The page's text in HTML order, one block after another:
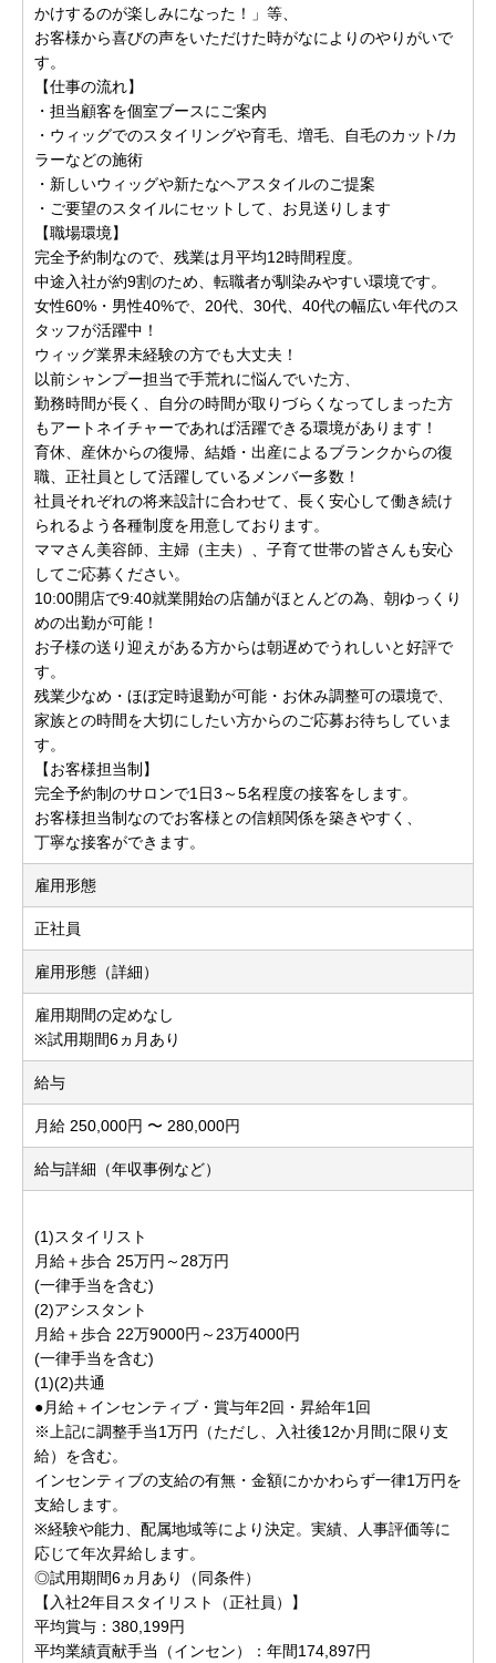
かけするのが楽しみになった！」等、
お客様から喜びの声をいただけた時がなによりのやりがいで
す。
【仕事の流れ】
・担当顧客を個室ブースにご案内
・ウィッグでのスタイリングや育毛、増毛、自毛のカット/カ
ラーなどの施術
・新しいウィッグや新たなヘアスタイルのご提案
・ご要望のスタイルにセットして、お見送りします
【職場環境】
完全予約制なので、残業は月平均12時間程度。
中途入社が約9割のため、転職者が馴染みやすい環境です。
女性60%・男性40%で、20代、30代、40代の幅広い年代のス
タッフが活躍中！
ウィッグ業界未経験の方でも大丈夫！
以前シャンプー担当で手荒れに悩んでいた方、
勤務時間が長く、自分の時間が取りづらくなってしまった方
もアートネイチャーであれば活躍できる環境があります！
育休、産休からの復帰、結婚・出産によるブランクからの復
職、正社員として活躍しているメンバー多数！
社員それぞれの将来設計に合わせて、長く安心して働き続け
られるよう各種制度を用意しております。
ママさん美容師、主婦（主夫）、子育て世帯の皆さんも安心
してご応募ください。
10:00開店で9:40就業開始の店舗がほとんどの為、朝ゆっくり
めの出勤が可能！
お子様の送り迎えがある方からは朝遅めでうれしいと好評で
す。
残業少なめ・ほぼ定時退勤が可能・お休み調整可の環境で、
家族との時間を大切にしたい方からのご応募お待ちしていま
す。
【お客様担当制】
完全予約制のサロンで1日3～5名程度の接客をします。
お客様担当制なのでお客様との信頼関係を築きやすく、
丁寧な接客ができます。
雇用形態
正社員
雇用形態（詳細）
雇用期間の定めなし
※試用期間6ヵ月あり
給与
月給 250,000円 〜 280,000円
給与詳細（年収事例など）
(1)スタイリスト
月給＋歩合 25万円～28万円
(一律手当を含む)
(2)アシスタント
月給＋歩合 22万9000円～23万4000円
(一律手当を含む)
(1)(2)共通
●月給＋インセンティブ・賞与年2回・昇給年1回
※上記に調整手当1万円（ただし、入社後12か月間に限り支
給）を含む。
インセンティブの支給の有無・金額にかかわらず一律1万円を
支給します。
※経験や能力、配属地域等により決定。実績、人事評価等に
応じて年次昇給します。
◎試用期間6ヵ月あり（同条件）
【入社2年目スタイリスト（正社員）】
平均賞与：380,199円
平均業績貢献手当（インセン）：年間174,897円